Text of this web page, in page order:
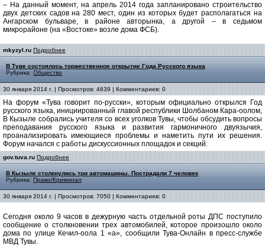
– На данный момент, на апрель 2014 года запланировано строительство
двух детских садов на 280 мест, один из которых будет располагаться на
Ангарском бульваре, в районе авторынка, а другой – в седьмом
микрорайоне (на «Востоке» возле дома ФСБ).
mkyzyl.ru Подробнее
В Туве состоялось торжественное открытие Года Русского языка
Рубрика: Общество
30 января 2014 г. | Просмотров: 4639 | Комментариев: 0
На форум «Тува говорит по-русски», которым официально открылся Год
русского языка, инициированный главой республики Шолбаном Кара-оолом,
В Кызыле собрались учителя со всех уголков Тувы, чтобы обсудить вопросы
преподавания русского языка и развития гармоничного двуязычия,
проанализировать имеющиеся проблемы и наметить пути их решения.
Форум начался с работы дискуссионных площадок и секций.
gov.tuva.ru Подробнее
В Кызыле столкнулись три автомашины. Пострадали 7 человек
Рубрика: Право/Криминал
30 января 2014 г. | Просмотров: 7050 | Комментариев: 0
Сегодня около 9 часов в дежурную часть отдельной роты ДПС поступило
сообщение о столкновении трех автомобилей, которое произошло около
дома по улице Кечил-оола 1 «а», сообщили Тува-Онлайн в пресс-службе
МВД Тувы.